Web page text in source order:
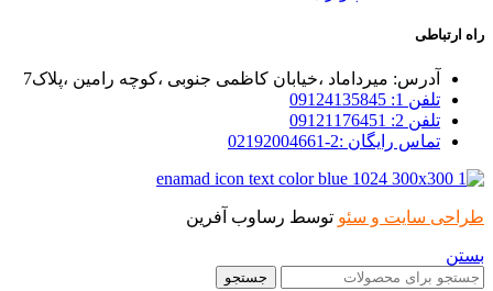
راه ارتباطی
آدرس: میرداماد ،خیابان کاظمی جنوبی ،کوچه رامین ،پلاک7
تلفن 1: 09124135845
تلفن 2: 09121176451
تماس رایگان :2-02192004661
طراحی سایت و سئو توسط رساوب آفرین
بستن
جستجو